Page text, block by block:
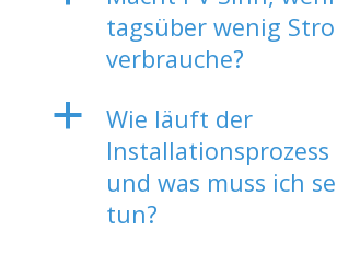
tagsüber wenig
verbrauche?
a
Wie läuft der
Installationsprozess
und was muss ich
tun?